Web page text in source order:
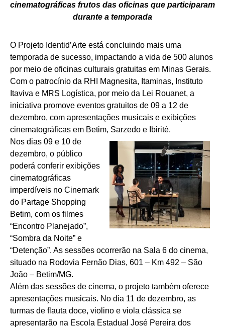
cinematográficas frutos das oficinas que participaram
durante a temporada
O Projeto Identid’Arte está concluindo mais uma
temporada de sucesso, impactando a vida de 500 alunos
por meio de oficinas culturais gratuitas em Minas Gerais.
Com o patrocínio da RHI Magnesita, Itaminas, Instituto
Itaviva e MRS Logística, por meio da Lei Rouanet, a
iniciativa promove eventos gratuitos de 09 a 12 de
dezembro, com apresentações musicais e exibições
cinematográficas em Betim, Sarzedo e Ibirité.
Nos dias 09 e 10 de
dezembro, o público
poderá conferir exibições
cinematográficas
imperdíveis no Cinemark
do Partage Shopping
Betim, com os filmes
“Encontro Planejado”,
“Sombra da Noite” e
“Detenção”. As sessões ocorrerão na Sala 6 do cinema,
situado na Rodovia Fernão Dias, 601 – Km 492 – São
João – Betim/MG.
Além das sessões de cinema, o projeto também oferece
apresentações musicais. No dia 11 de dezembro, as
turmas de flauta doce, violino e viola clássica se
apresentarão na Escola Estadual José Pereira dos